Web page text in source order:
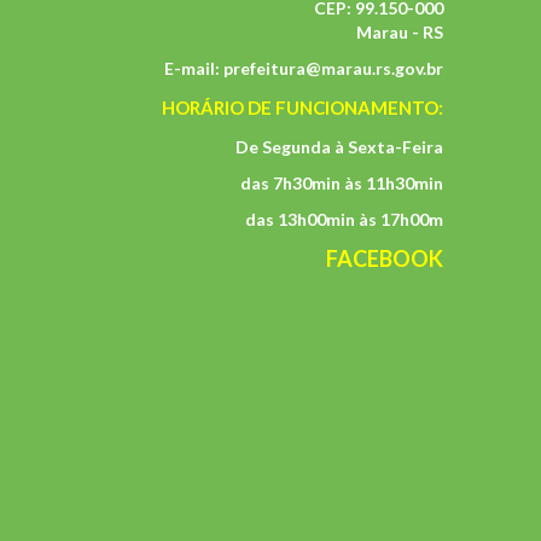
CEP: 99.150-000
Marau - RS
E-mail: prefeitura@marau.rs.gov.br
HORÁRIO DE FUNCIONAMENTO:
De Segunda à Sexta-Feira
das 7h30min às 11h30min
das 13h00min às 17h00m
FACEBOOK